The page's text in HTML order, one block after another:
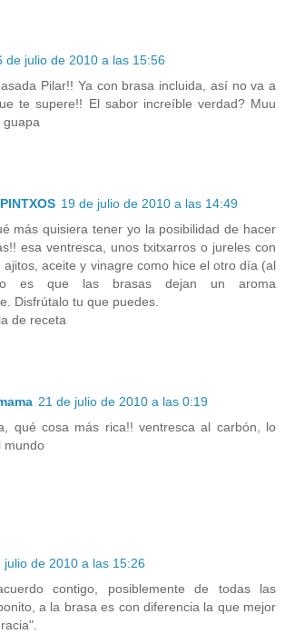
de julio de 2010 a las 15:56
Pilar!! Ya con brasa incluida, así no va a
te supere!! El sabor increíble verdad? Muu
guapa
19 de julio de 2010 a las 14:49
más quisiera tener yo la posibilidad de hacer
esa ventresca, unos txitxarros o jureles con
ajitos, aceite y vinagre como hice el otro día (al
es que las brasas dejan un aroma
Disfrútalo tu que puedes.
de receta
21 de julio de 2010 a las 0:19
qué cosa más rica!! ventresca al carbón, lo
mundo
julio de 2010 a las 15:26
contigo, posiblemente de todas las
a la brasa es con diferencia la que mejor